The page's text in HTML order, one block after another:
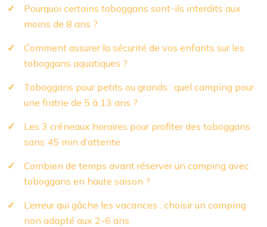
Pourquoi certains toboggans sont-ils interdits aux
moins de 8 ans ?
Comment assurer la sécurité de vos enfants sur les
toboggans aquatiques ?
Toboggans pour petits ou grands : quel camping pour
une fratrie de 5 à 13 ans ?
Les 3 créneaux horaires pour profiter des toboggans
sans 45 min d’attente
Combien de temps avant réserver un camping avec
toboggans en haute saison ?
L’erreur qui gâche les vacances : choisir un camping
non adapté aux 2-6 ans